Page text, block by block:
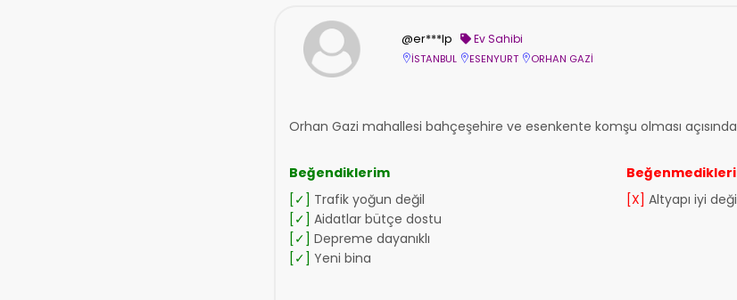
@er***lp Ev Sahibi
İSTANBUL ESENYURT ORHAN GAZİ
Orhan Gazi mahallesi bahçeşehire ve esenkente komşu olması
Beğendiklerim
[✓] Trafik yoğun değil
[✓] Aidatlar bütçe dostu
[✓] Depreme dayanıklı
[✓] Yeni bina
[X] Altyapı iyi